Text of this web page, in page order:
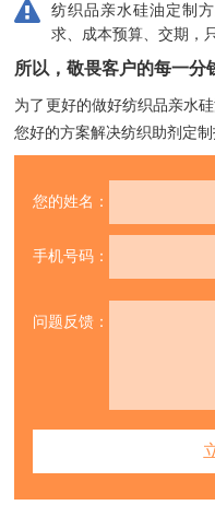
纺织品亲水硅油定制
求、成本预算、交期，
所以，敬畏客户的每一分
为了更好的做好纺织品亲水
您好的方案解决纺织助剂定制
您的姓名：
手机号码：
问题反馈：